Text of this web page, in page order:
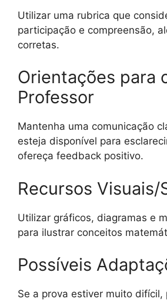
Utilizar uma rubrica que
participação e compreensão,
corretas.
Orientações para
Professor
Mantenha uma comunicação
esteja disponível para
ofereça feedback positivo.
Recursos Visuais/
Utilizar gráficos, diagramas e
para ilustrar conceitos
Possíveis
Se a prova estiver muito difícil,